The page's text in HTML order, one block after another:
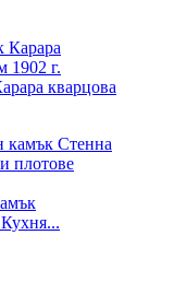
кварцова